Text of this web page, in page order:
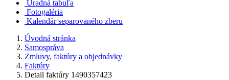
Úradná tabuľa
Fotogaléria
Kalendár separovaného zberu
Úvodná stránka
Samospráva
Zmluvy, faktúry a objednávky
Faktúry
Detail faktúry 1490357423